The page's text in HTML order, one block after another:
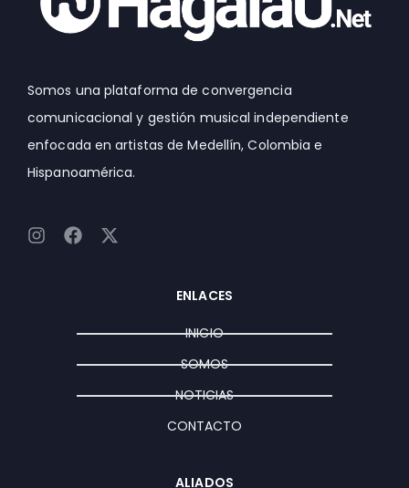
Somos una plataforma de convergencia
comunicacional y gestión musical independiente
enfocada en artistas de Medellín, Colombia e
Hispanoamérica.
I
F
k
X
e
ENLACES
INICIO
SOMOS
NOTICIAS
CONTACTO
ALIADOS